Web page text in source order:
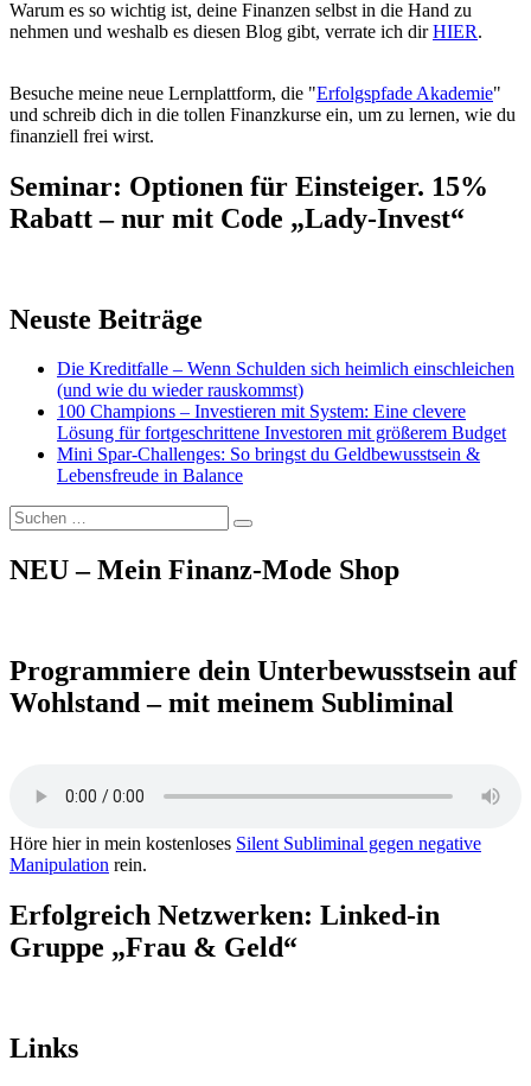
Warum es so wichtig ist, deine Finanzen selbst in die Hand zu
nehmen und weshalb es diesen Blog gibt, verrate ich dirHIER.
Besuche meine neue Lernplattform, die "Erfolgspfade Akademie"
und schreib dich in die tollen Finanzkurse ein, um zu lernen, wie du
finanziell frei wirst.
Seminar: Optionen für Einsteiger. 15%
Rabatt – nur mit Code „Lady-Invest“
Neuste Beiträge
Die Kreditfalle – Wenn Schulden sich heimlich einschleichen
(und wie du wieder rauskommst)
100 Champions – Investieren mit System: Eine clevere
Lösung für fortgeschrittene Investoren mit größerem Budget
Mini Spar-Challenges: So bringst du Geldbewusstsein &
Lebensfreude in Balance
Suchen
nach:
Suchen
NEU – Mein Finanz-Mode Shop
Programmiere dein Unterbewusstsein auf
Wohlstand – mit meinem Subliminal
Höre hier in mein kostenloses Silent Subliminal gegen negative
Manipulation rein.
Erfolgreich Netzwerken: Linked-in
Gruppe „Frau & Geld“
Links